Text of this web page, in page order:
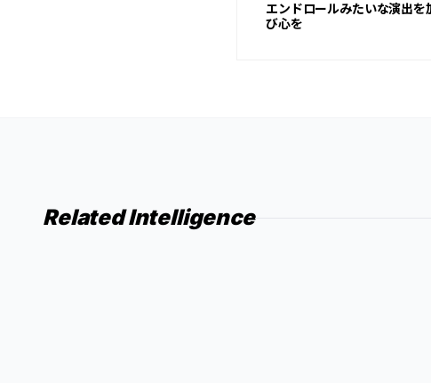
エンドロールみたいな演出
び心を
Related Intelligence